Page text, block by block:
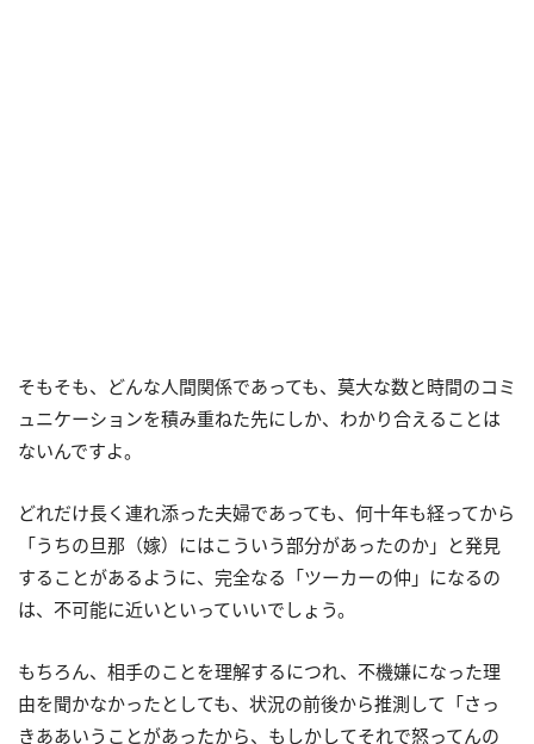
そもそも、どんな人間関係であっても、莫大な数と時間のコミ
ュニケーションを積み重ねた先にしか、わかり合えることは
ないんですよ。
どれだけ長く連れ添った夫婦であっても、何十年も経ってから
「うちの旦那（嫁）にはこういう部分があったのか」と発見
することがあるように、完全なる「ツーカーの仲」になるの
は、不可能に近いといっていいでしょう。
もちろん、相手のことを理解するにつれ、不機嫌になった理
由を聞かなかったとしても、状況の前後から推測して「さっ
きああいうことがあったから、もしかしてそれで怒ってんの